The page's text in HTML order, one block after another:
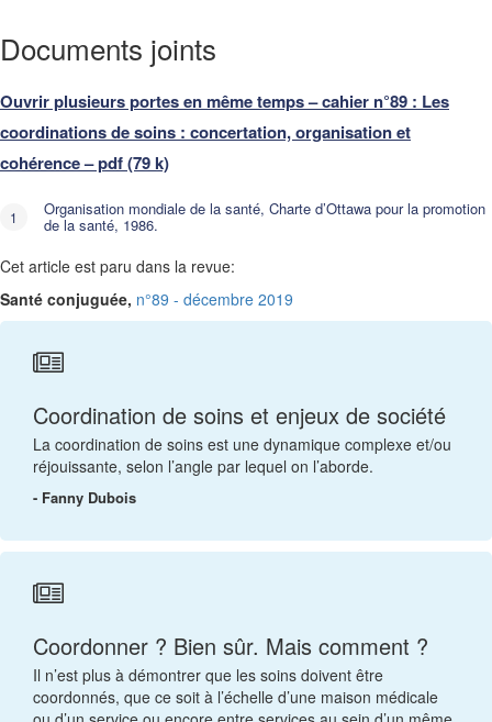
Documents joints
Ouvrir plusieurs portes en même temps – cahier n°89 : Les
coordinations de soins : concertation, organisation et
cohérence – pdf (79 k)
Organisation mondiale de la santé, Charte d’Ottawa pour la promotion
de la santé, 1986.
Cet article est paru dans la revue:
Santé conjuguée, n°89 - décembre 2019
Coordination de soins et enjeux de société
La coordination de soins est une dynamique complexe et/ou
réjouissante, selon l’angle par lequel on l’aborde.
- Fanny Dubois
Coordonner ? Bien sûr. Mais comment ?
Il n’est plus à démontrer que les soins doivent être
coordonnés, que ce soit à l’échelle d’une maison médicale